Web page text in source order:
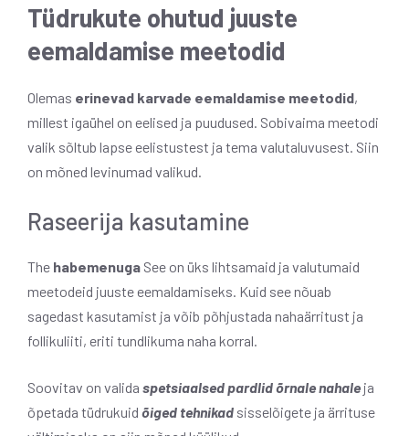
Tüdrukute ohutud juuste
eemaldamise meetodid
Olemas erinevad karvade eemaldamise meetodid,
millest igaühel on eelised ja puudused. Sobivaima meetodi
valik sõltub lapse eelistustest ja tema valutaluvusest. Siin
on mõned levinumad valikud.
Raseerija kasutamine
The habemenuga See on üks lihtsamaid ja valutumaid
meetodeid juuste eemaldamiseks. Kuid see nõuab
sagedast kasutamist ja võib põhjustada nahaärritust ja
follikuliiti, eriti tundlikuma naha korral.
Soovitav on valida spetsiaalsed pardlid õrnale nahale ja
õpetada tüdrukuid õiged tehnikad sisselõigete ja ärrituse